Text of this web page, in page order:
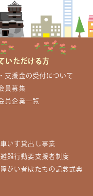
いただける方
支援金の受付について
員募集
員企業一覧
車いす貸出し事業
避難行動要支援者制度
障がい者はたちの記念式典